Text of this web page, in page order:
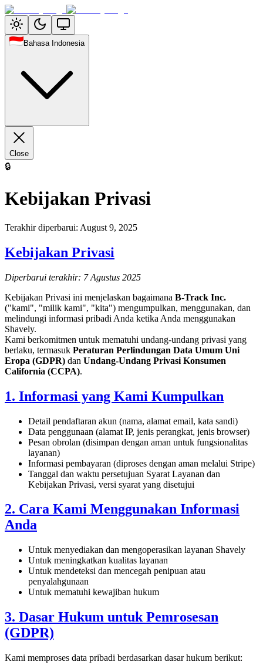
Bahasa Indonesia
Close
🔒
Kebijakan Privasi
Terakhir diperbarui: August 9, 2025
Kebijakan Privasi
Diperbarui terakhir: 7 Agustus 2025
Kebijakan Privasi ini menjelaskan bagaimana B-Track Inc.
("kami", "milik kami", "kita") mengumpulkan, menggunakan, dan
melindungi informasi pribadi Anda ketika Anda menggunakan
Shavely.
Kami berkomitmen untuk mematuhi undang-undang privasi yang
berlaku, termasuk Peraturan Perlindungan Data Umum Uni
Eropa (GDPR) dan Undang-Undang Privasi Konsumen
California (CCPA).
1. Informasi yang Kami Kumpulkan
Detail pendaftaran akun (nama, alamat email, kata sandi)
Data penggunaan (alamat IP, jenis perangkat, jenis browser)
Pesan obrolan (disimpan dengan aman untuk fungsionalitas
layanan)
Informasi pembayaran (diproses dengan aman melalui Stripe)
Tanggal dan waktu persetujuan Syarat Layanan dan
Kebijakan Privasi, versi syarat yang disetujui
2. Cara Kami Menggunakan Informasi
Anda
Untuk menyediakan dan mengoperasikan layanan Shavely
Untuk meningkatkan kualitas layanan
Untuk mendeteksi dan mencegah penipuan atau
penyalahgunaan
Untuk mematuhi kewajiban hukum
3. Dasar Hukum untuk Pemrosesan
(GDPR)
Kami memproses data pribadi berdasarkan dasar hukum berikut: